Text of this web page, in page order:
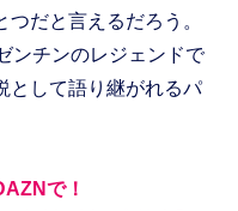
だと言えるだろう。
ンチンのレジェンドで
として語り継がれるパ
で！